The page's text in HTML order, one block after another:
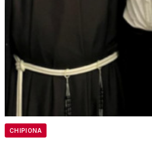
CHIPIONA